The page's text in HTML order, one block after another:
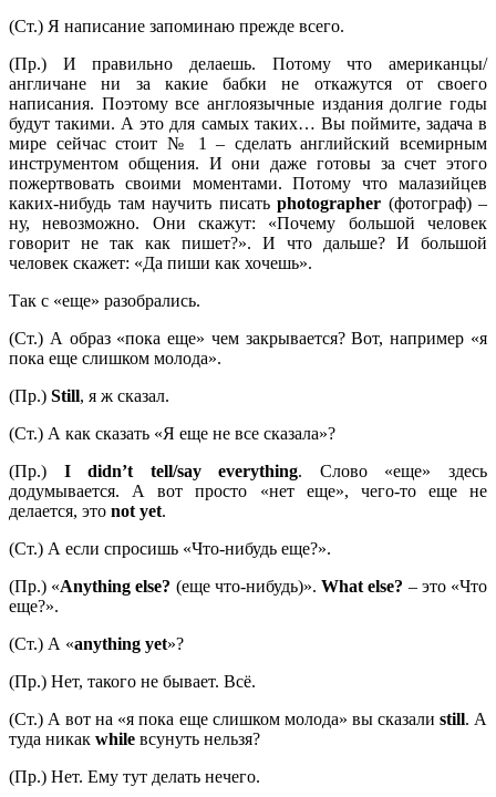
(Ст.) Я написание запоминаю прежде всего.
(Пр.) И правильно делаешь. Потому что американцы/
англичане ни за какие бабки не откажутся от своего
написания. Поэтому все англоязычные издания долгие годы
будут такими. А это для самых таких… Вы поймите, задача в
мире сейчас стоит № 1 – сделать английский всемирным
инструментом общения. И они даже готовы за счет этого
пожертвовать своими моментами. Потому что малазийцев
каких-нибудь там научить писать photographer (фотограф) –
ну, невозможно. Они скажут: «Почему большой человек
говорит не так как пишет?». И что дальше? И большой
человек скажет: «Да пиши как хочешь».
Так с «еще» разобрались.
(Ст.) А образ «пока еще» чем закрывается? Вот, например «я
пока еще слишком молода».
(Пр.) Still, я ж сказал.
(Ст.) А как сказать «Я еще не все сказала»?
(Пр.) I didn’t tell/say everything. Слово «еще» здесь
додумывается. А вот просто «нет еще», чего-то еще не
делается, это not yet.
(Ст.) А если спросишь «Что-нибудь еще?».
(Пр.) «Anythingelse? (еще что-нибудь)».Whatelse? – это «Что
еще?».
(Ст.) А «anything yet»?
(Пр.) Нет, такого не бывает. Всё.
(Ст.) А вот на «я пока еще слишком молода» вы сказали still. А
туда никак while всунуть нельзя?
(Пр.) Нет. Ему тут делать нечего.